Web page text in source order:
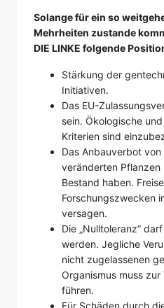
Solange für ein so
Mehrheiten zustande
DIE LINKE folgende
Stärkung der
Initiativen.
Das EU-
sein. Ökologische
Kriterien sind
Das Anbauverbot
veränderten Pflanzen
Bestand haben.
Forschungszwecken
versagen.
Die „Nulltoleranz“
werden. Jegliche
nicht zugelassenen
Organismus muss
führen.
Für Schäden durch